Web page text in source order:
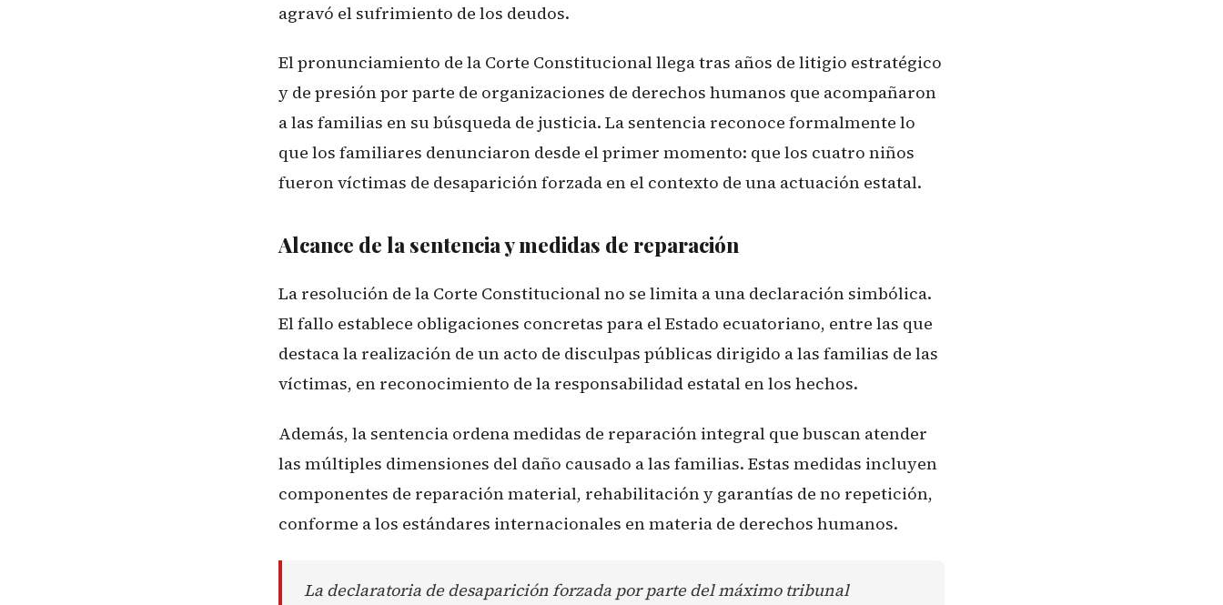
agravó el sufrimiento de los deudos.
El pronunciamiento de la Corte Constitucional llega tras años de litigio estratégico
y de presión por parte de organizaciones de derechos humanos que acompañaron
a las familias en su búsqueda de justicia. La sentencia reconoce formalmente lo
que los familiares denunciaron desde el primer momento: que los cuatro niños
fueron víctimas de desaparición forzada en el contexto de una actuación estatal.
Alcance de la sentencia y medidas de reparación
La resolución de la Corte Constitucional no se limita a una declaración simbólica.
El fallo establece obligaciones concretas para el Estado ecuatoriano, entre las que
destaca la realización de un acto de disculpas públicas dirigido a las familias de las
víctimas, en reconocimiento de la responsabilidad estatal en los hechos.
Además, la sentencia ordena medidas de reparación integral que buscan atender
las múltiples dimensiones del daño causado a las familias. Estas medidas incluyen
componentes de reparación material, rehabilitación y garantías de no repetición,
conforme a los estándares internacionales en materia de derechos humanos.
La declaratoria de desaparición forzada por parte del máximo tribunal